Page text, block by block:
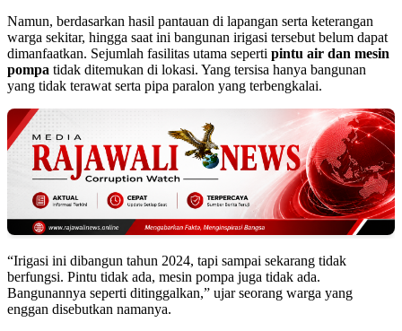
Namun, berdasarkan hasil pantauan di lapangan serta keterangan
warga sekitar, hingga saat ini bangunan irigasi tersebut belum dapat
dimanfaatkan. Sejumlah fasilitas utama seperti pintu air dan mesin
pompa tidak ditemukan di lokasi. Yang tersisa hanya bangunan
yang tidak terawat serta pipa paralon yang terbengkalai.
“Irigasi ini dibangun tahun 2024, tapi sampai sekarang tidak
berfungsi. Pintu tidak ada, mesin pompa juga tidak ada.
Bangunannya seperti ditinggalkan,” ujar seorang warga yang
enggan disebutkan namanya.